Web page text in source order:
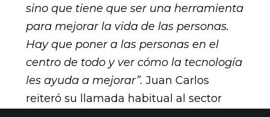
sino que tiene que ser una herramienta
para mejorar la vida de las personas.
Hay que poner a las personas en el
centro de todo y ver cómo la tecnología
les ayuda a mejorar”. Juan Carlos
reiteró su llamada habitual al sector